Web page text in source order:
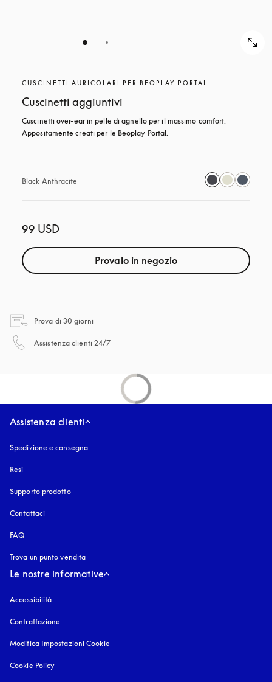
CUSCINETTI AURICOLARI PER BEOPLAY PORTAL
Cuscinetti aggiuntivi
Cuscinetti over-ear in pelle di agnello per il massimo comfort.
Appositamente creati per le Beoplay Portal.
Black Anthracite
99 USD
Provalo in negozio
Prova di 30 giornisi apre in una nuova finestra
Assistenza clienti 24/7
Assistenza clienti
Spedizione e consegna
Resi
Supporto prodotto
Contattaci
FAQ
Trova un punto vendita
Le nostre informative
Accessibilità
Contraffazione
Modifica Impostazioni Cookie
Cookie Policy